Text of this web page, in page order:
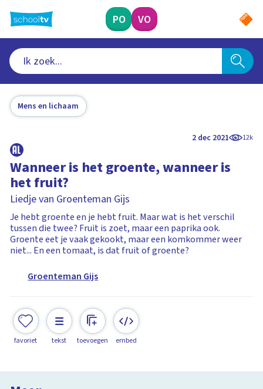
naar
hoofdinhoud
PO VO
Mens en lichaam
2 dec 2021 12k
Wanneer is het groente, wanneer is
het fruit?
Liedje van Groenteman Gijs
Je hebt groente en je hebt fruit. Maar wat is het verschil
tussen die twee? Fruit is zoet, maar een paprika ook.
Groente eet je vaak gekookt, maar een komkommer weer
niet... En een tomaat, is dat fruit of groente?
Groenteman Gijs
favoriet tekst toevoegen embed